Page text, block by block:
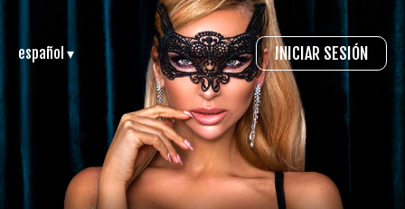
español ▾ INICIAR SESIÓN